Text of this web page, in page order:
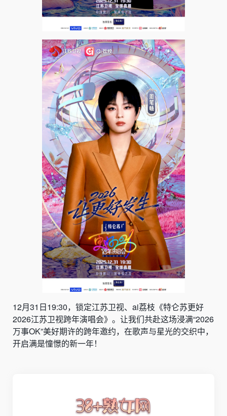
12月31日19:30，锁定江苏卫视、ai荔枝《特仑苏更好
2026江苏卫视跨年演唱会》。让我们共赴这场浸满“2026
万事OK”美好期许的跨年邀约，在歌声与星光的交织中，
开启满是憧憬的新一年！